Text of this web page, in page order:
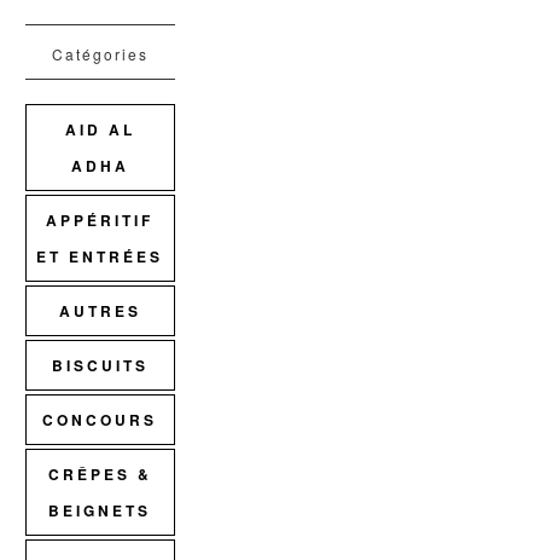
Catégories
AID AL
ADHA
APPÉRITIF
ET ENTRÉES
AUTRES
BISCUITS
CONCOURS
CRÊPES &
BEIGNETS